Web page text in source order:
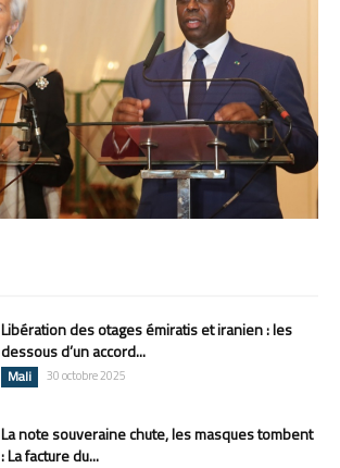
Libération des otages émiratis et iranien : les
dessous d’un accord...
Mali 30 octobre 2025
La note souveraine chute, les masques tombent
: La facture du...